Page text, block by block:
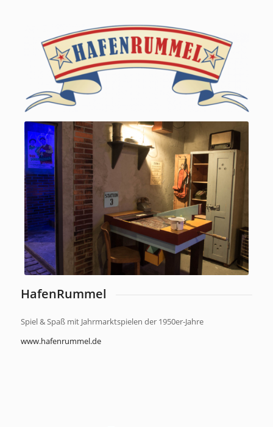
HafenRummel
Spiel & Spaß mit Jahrmarktspielen der 1950er-Jahre
www.hafenrummel.de